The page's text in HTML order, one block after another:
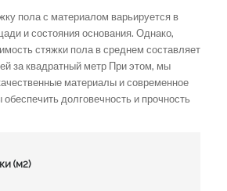
пола с материалом варьируется в
и состояния основания. Однако,
стяжки пола в среднем составляет
за квадратный метр При этом, мы
материалы и современное
долговечность и прочность
(м2)